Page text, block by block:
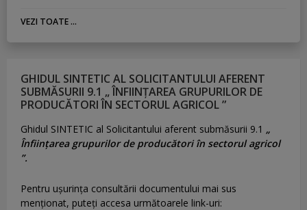
VEZI TOATE ...
GHIDUL SINTETIC AL SOLICITANTULUI AFERENT
SUBMĂSURII 9.1 „ ÎNFIINȚAREA GRUPURILOR DE
PRODUCĂTORI ÎN SECTORUL AGRICOL ”
Ghidul SINTETIC al Solicitantului aferent submăsurii 9.1 „
Înființarea grupurilor de producători în sectorul agricol
”.
Pentru uşurinţa consultării documentului mai sus
menţionat, puteţi accesa următoarele link-uri: